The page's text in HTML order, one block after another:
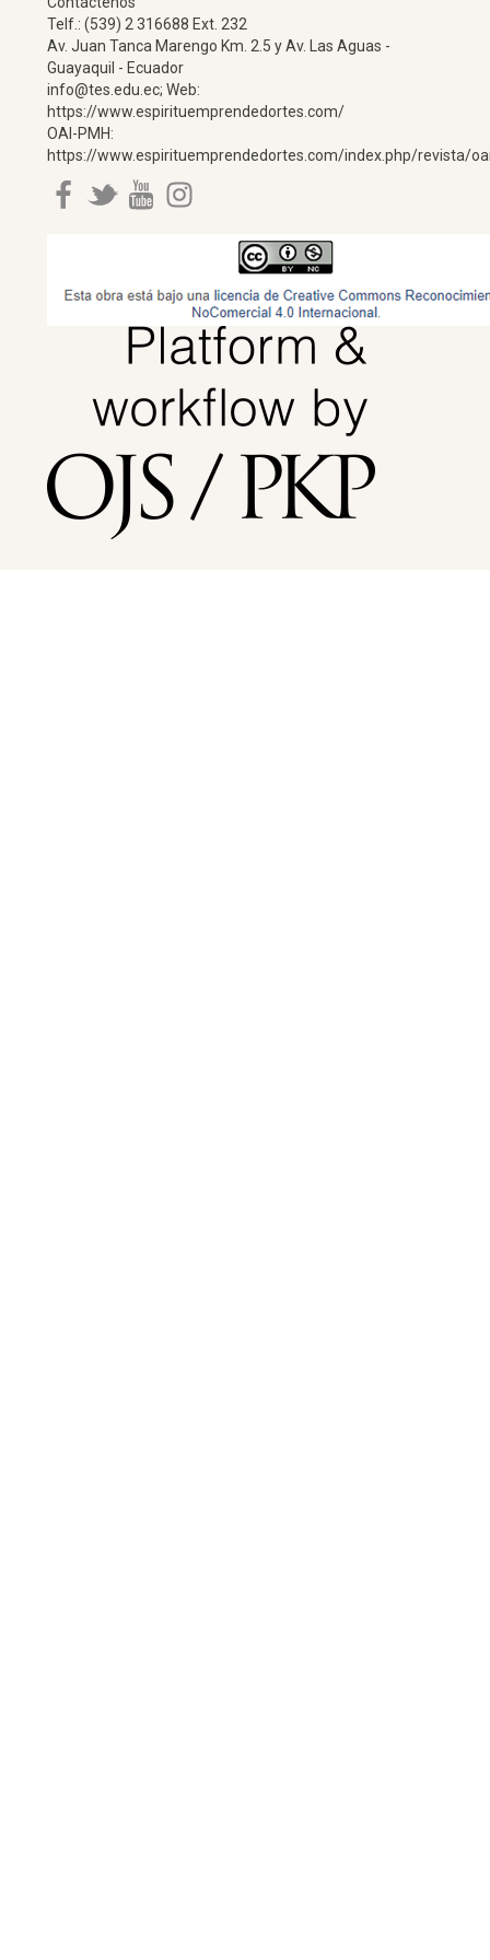
Telf.: (539) 2 316688 Ext. 232
Av. Juan Tanca Marengo Km. 2.5 y Av. Las Aguas -
Guayaquil - Ecuador
info@tes.edu.ec; Web:
https://www.espirituemprendedortes.com/
OAI-PMH:
https://www.espirituemprendedortes.com/index.php/revista/